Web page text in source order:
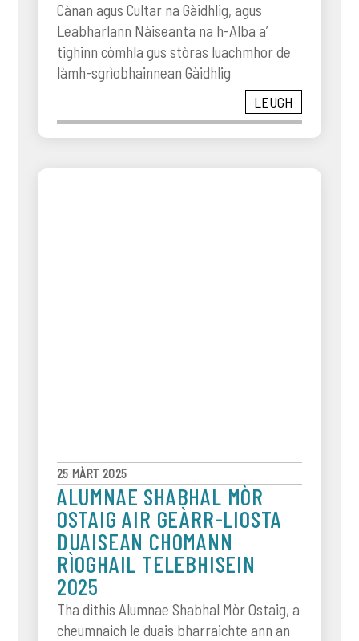
Cànan agus Cultar na Gàidhlig, agus
Leabharlann Nàiseanta na h-Alba a’
tighinn còmhla gus stòras luachmhor de
làmh-sgrìobhainnean Gàidhlig
LEUGH
25 MÀRT 2025
ALUMNAE SHABHAL MÒR
OSTAIG AIR GEÀRR-LIOSTA
DUAISEAN CHOMANN
RÌOGHAIL TELEBHISEIN
2025
Tha dithis Alumnae Shabhal Mòr Ostaig, a
cheumnaich le duais bharraichte ann an